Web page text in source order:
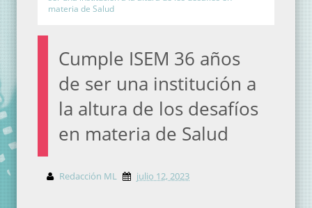
materia de Salud
Cumple ISEM 36 años
de ser una institución a
la altura de los desafíos
en materia de Salud
Redacción ML julio 12, 2023